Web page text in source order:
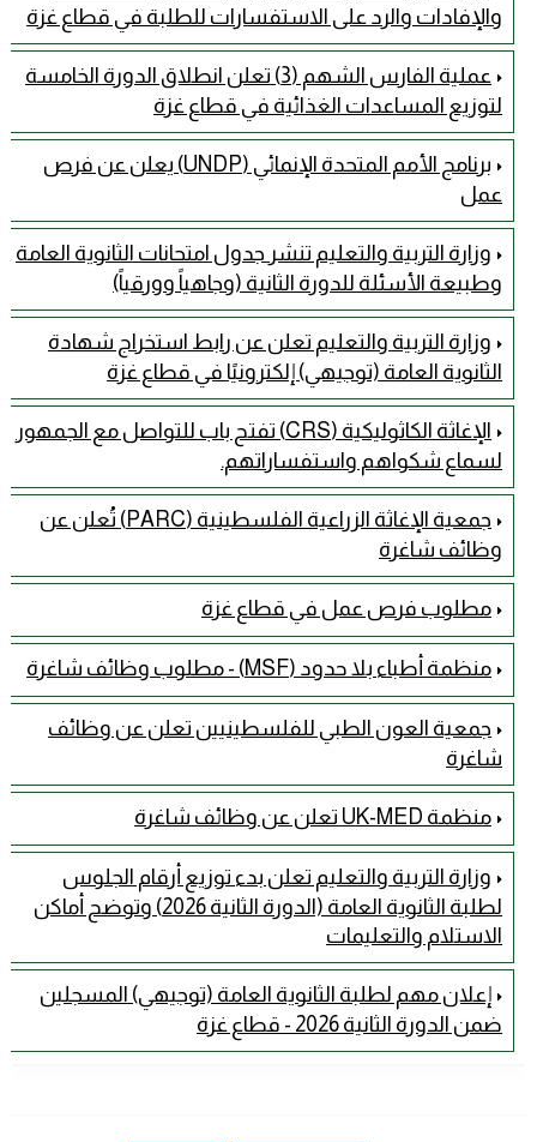
والإفادات والرد على الاستفسارات للطلبة في قطاع غزة
عملية الفارس الشهم (3) تعلن انطلاق الدورة الخامسة
لتوزيع المساعدات الغذائية في قطاع غزة
برنامج الأمم المتحدة الإنمائي (UNDP) يعلن عن فرص
عمل
وزارة التربية والتعليم تنشر جدول امتحانات الثانوية العامة
وطبيعة الأسئلة للدورة الثانية (وجاهياً وورقياً)
وزارة التربية والتعليم تعلن عن رابط استخراج شهادة
الثانوية العامة (توجيهي) إلكترونيًا في قطاع غزة
الإغاثة الكاثوليكية (CRS) تفتح باب للتواصل مع الجمهور
لسماع شكواهم واستفساراتهم.
جمعية الإغاثة الزراعية الفلسطينية (PARC) تُعلن عن
وظائف شاغرة
مطلوب فرص عمل في قطاع غزة
منظمة أطباء بلا حدود (MSF) - مطلوب وظائف شاغرة
جمعية العون الطبي للفلسطينيين تعلن عن وظائف
شاغرة
منظمة UK-MED تعلن عن وظائف شاغرة
وزارة التربية والتعليم تعلن بدء توزيع أرقام الجلوس
لطلبة الثانوية العامة (الدورة الثانية 2026) وتوضح أماكن
الاستلام والتعليمات
إعلان مهم لطلبة الثانوية العامة (توجيهي) المسجلين
ضمن الدورة الثانية 2026 - قطاع غزة